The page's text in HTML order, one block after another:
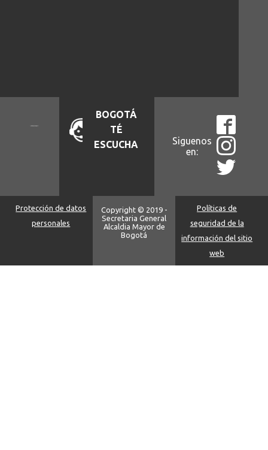
BOGOTÁ
TÉ
ESCUCHA
Siguenos
en:
Protección de datos
personales
Copyright © 2019 -
Secretaria General
Alcaldia Mayor de
Bogotá
Políticas de
seguridad de la
información del sitio
web